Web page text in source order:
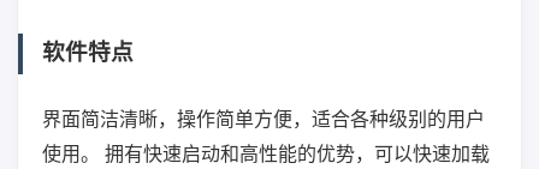
软件特点
界面简洁清晰，操作简单方便，适合各种级别的用户
使用。 拥有快速启动和高性能的优势，可以快速加载